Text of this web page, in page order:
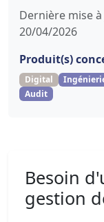
Dernière mise
20/04/2026
Produit(s)
Digital
Audit
Besoin
gestion